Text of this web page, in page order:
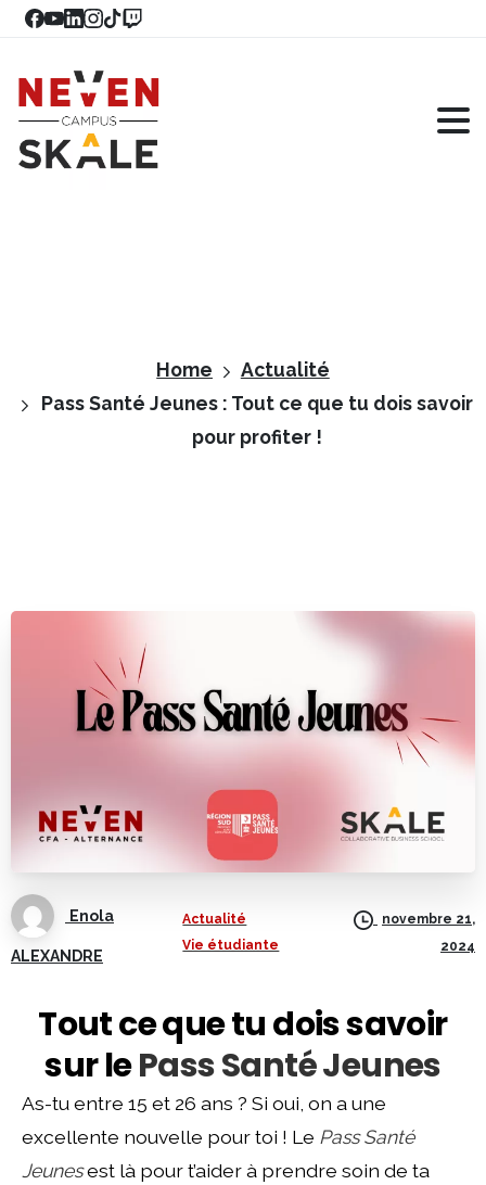
Home
Actualité
Pass Santé Jeunes : Tout ce que tu dois savoir
pour profiter !
Enola
ALEXANDRE
Actualité
Vie étudiante
novembre 21,
2024
Tout ce que tu dois savoir
sur lePass Santé Jeunes
As-tu entre 15 et 26 ans ? Si oui, on a une
excellente nouvelle pour toi ! Le Pass Santé
Jeunesest là pour t’aider à prendre soin de ta